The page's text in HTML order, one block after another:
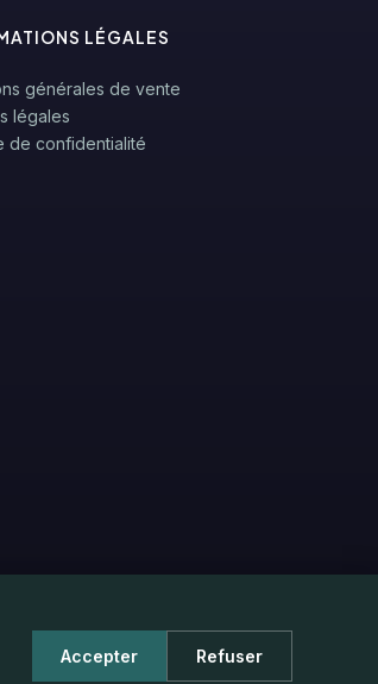
LÉGALES
générales de vente
légales
de confidentialité
Accepter Refuser